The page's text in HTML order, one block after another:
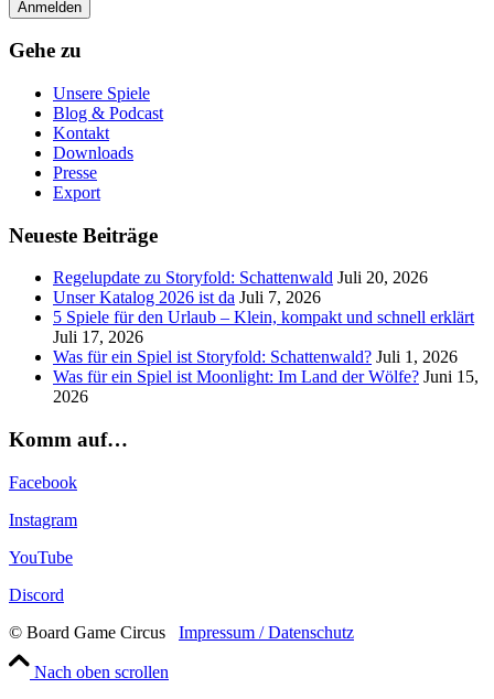
Gehe zu
Unsere Spiele
Blog & Podcast
Kontakt
Downloads
Presse
Export
Neueste Beiträge
Regelupdate zu Storyfold: Schattenwald Juli 20, 2026
Unser Katalog 2026 ist da Juli 7, 2026
5 Spiele für den Urlaub – Klein, kompakt und schnell erklärt
Juli 17, 2026
Was für ein Spiel ist Storyfold: Schattenwald? Juli 1, 2026
Was für ein Spiel ist Moonlight: Im Land der Wölfe? Juni 15,
2026
Komm auf…
Facebook
Instagram
YouTube
Discord
© Board Game Circus Impressum / Datenschutz
Nach oben scrollen